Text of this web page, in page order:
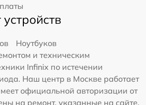
Ноутбуков
и техническим
Infinix по истечении
Наш центр в Москве работает
официальной авторизации от
на ремонт, указанные на сайте,